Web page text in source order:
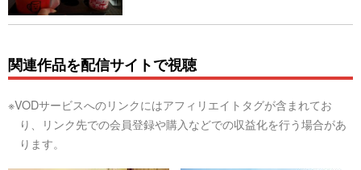
関連作品を配信サイトで視聴
※VODサービスへのリンクにはアフィリエイトタグが含まれてお
り、リンク先での会員登録や購入などでの収益化を行う場合があ
ります。